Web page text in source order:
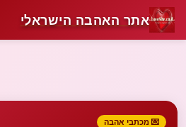
אתר האהבה הישראלי
💌 מכתבי אהבה